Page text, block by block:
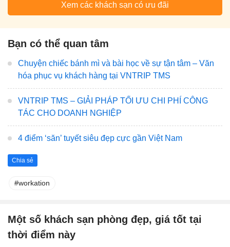
Xem các khách sạn có ưu đãi
Bạn có thể quan tâm
Chuyện chiếc bánh mì và bài học về sự tận tâm – Văn
hóa phục vụ khách hàng tại VNTRIP TMS
VNTRIP TMS – GIẢI PHÁP TỐI ƯU CHI PHÍ CÔNG
TÁC CHO DOANH NGHIỆP
4 điểm ‘săn’ tuyết siêu đẹp cực gần Việt Nam
Chia sẻ
workation
Một số khách sạn phòng đẹp, giá tốt tại
thời điểm này